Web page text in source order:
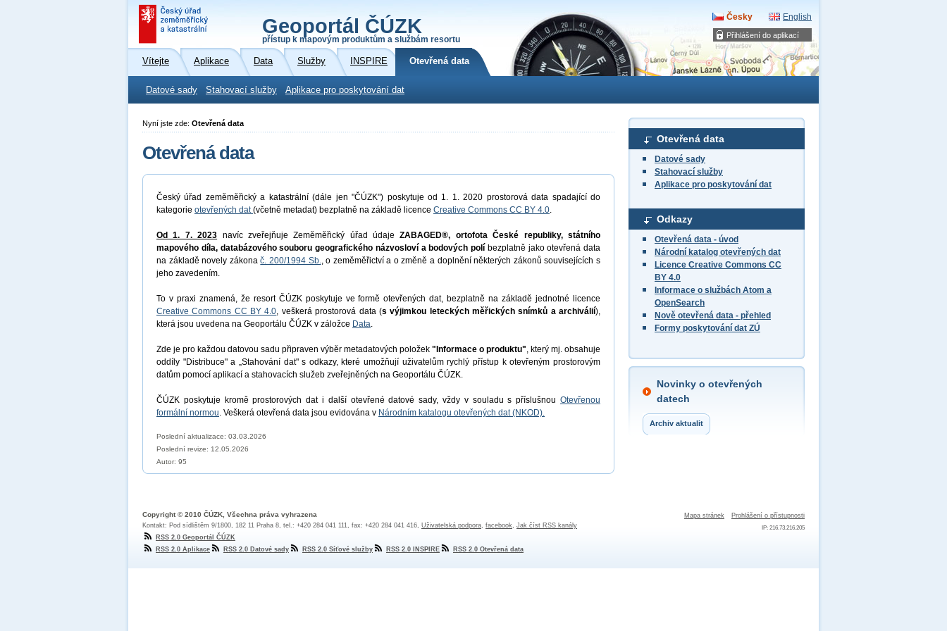
Přihlášení do aplikací
Geoportál ČÚZK
přístup k mapovým produktům a službám resortu
Česky English
Vítejte Aplikace Data Služby INSPIRE Otevřená data
Datové sady Stahovací služby Aplikace pro poskytování dat
Otevřená data
Datové sady
Stahovací služby
Aplikace pro poskytování dat
Odkazy
Otevřená data - úvod
Národní katalog otevřených dat
Licence Creative Commons CC
BY 4.0
Informace o službách Atom a
OpenSearch
Nově otevřená data - přehled
Formy poskytování dat ZÚ
Novinky o otevřených
datech
Archiv aktualit
Nyní jste zde: Otevřená data
Otevřená data
Český úřad zeměměřický a katastrální (dále jen "ČÚZK") poskytuje od 1. 1. 2020 prostorová data spadající do
kategorie otevřených dat(včetně metadat) bezplatně na základě licence Creative Commons CC BY 4.0.
Od 1. 7. 2023 navíc zveřejňuje Zeměměřický úřad údajeZABAGED®, ortofota České republiky, státního
mapového díla, databázového souboru geografického názvosloví a bodových polí bezplatně jako otevřená data
na základě novely zákonač. 200/1994 Sb., o zeměměřictví a o změně a doplnění některých zákonů souvisejících s
jeho zavedením.
To v praxi znamená, že resort ČÚZK poskytuje ve formě otevřených dat, bezplatně na základě jednotné licence
Creative Commons CC BY 4.0, veškerá prostorová data (s výjimkou leteckých měřických snímků a archiválií),
která jsou uvedena na Geoportálu ČÚZK v záložce Data.
Zde je pro každou datovou sadu připraven výběr metadatových položek "Informace o produktu", který mj. obsahuje
oddíly "Distribuce" a „Stahování dat" s odkazy, které umožňují uživatelům rychlý přístup k otevřeným prostorovým
datům pomocí aplikací a stahovacích služeb zveřejněných na Geoportálu ČÚZK.
ČÚZK poskytuje kromě prostorových dat i další otevřené datové sady, vždy v souladu s příslušnou Otevřenou
formální normou. Veškerá otevřená data jsou evidována v Národním katalogu otevřených dat (NKOD).
Poslední aktualizace: 03.03.2026
Poslední revize: 12.05.2026
Autor: 95
Mapa stránek Prohlášení o přístupnosti
IP: 216.73.216.205
Copyright © 2010 ČÚZK, Všechna práva vyhrazena
Kontakt: Pod sídlištěm 9/1800, 182 11 Praha 8, tel.: +420 284 041 111, fax: +420 284 041 416, Uživatelská podpora, facebook, Jak číst RSS kanály
RSS 2.0 Geoportál ČÚZK
RSS 2.0 Aplikace
RSS 2.0 Datové sady RSS 2.0 Síťové služby RSS 2.0 INSPIRE RSS 2.0 Otevřená data